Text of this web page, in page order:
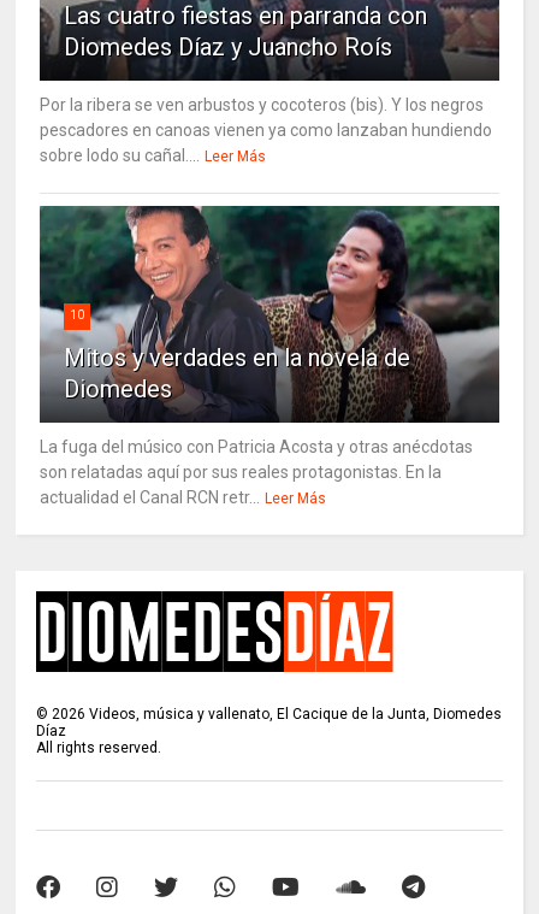
Las cuatro fiestas en parranda con
Diomedes Díaz y Juancho Roís
Por la ribera se ven arbustos y cocoteros (bis). Y los negros
pescadores en canoas vienen ya como lanzaban hundiendo
sobre lodo su cañal.... Leer Más
10
Mitos y verdades en la novela de
Diomedes
La fuga del músico con Patricia Acosta y otras anécdotas
son relatadas aquí por sus reales protagonistas. En la
actualidad el Canal RCN retr... Leer Más
©2026 Videos, música y vallenato, El Cacique de la Junta, Diomedes
Díaz
All rights reserved.